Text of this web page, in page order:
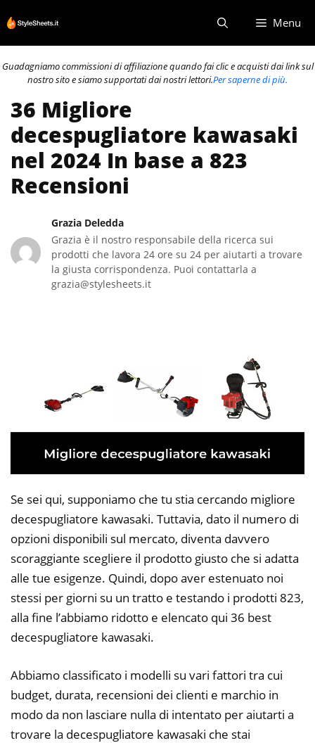
al
contenuto
Menu
Guadagniamo commissioni di affiliazione quando fai clic e acquisti dai link sul
nostro sito e siamo supportati dai nostri lettori.Per saperne di più.
36 Migliore
decespugliatore kawasaki
nel 2024 In base a 823
Recensioni
Grazia Deledda
Grazia è il nostro responsabile della ricerca sui
prodotti che lavora 24 ore su 24 per aiutarti a trovare
la giusta corrispondenza. Puoi contattarla a
grazia@stylesheets.it
Se sei qui, supponiamo che tu stia cercando migliore
decespugliatore kawasaki. Tuttavia, dato il numero di
opzioni disponibili sul mercato, diventa davvero
scoraggiante scegliere il prodotto giusto che si adatta
alle tue esigenze. Quindi, dopo aver estenuato noi
stessi per giorni su un tratto e testando i prodotti 823,
alla fine l’abbiamo ridotto e elencato qui 36 best
decespugliatore kawasaki.
Abbiamo classificato i modelli su vari fattori tra cui
budget, durata, recensioni dei clienti e marchio in
modo da non lasciare nulla di intentato per aiutarti a
trovare la decespugliatore kawasaki che stai